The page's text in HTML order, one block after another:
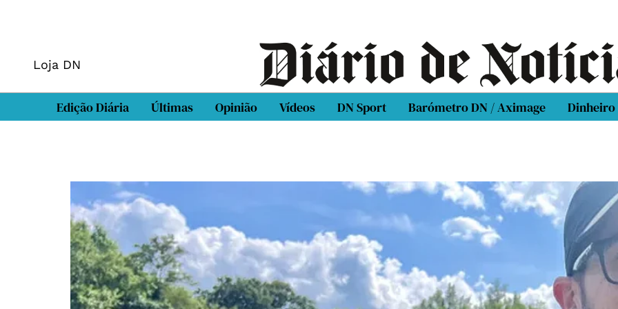
Loja DN
Edição Diária Últimas Opinião Vídeos DN Sport Barómetro DN / Aximage Dinheiro